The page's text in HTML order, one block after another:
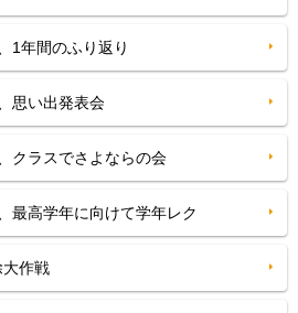
1年間のふり返り
思い出発表会
クラスでさよならの会
最高学年に向けて学年レク
作戦